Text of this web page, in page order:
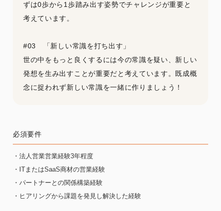
ずは0歩から1歩踏み出す姿勢でチャレンジが重要と
考えています。
#03 「新しい常識を打ち出す」
世の中をもっと良くするには今の常識を疑い、新しい
発想を生み出すことが重要だと考えています。既成概
念に捉われず新しい常識を一緒に作りましょう！
必須要件
・法人営業営業経験3年程度
・ITまたはSaaS商材の営業経験
・パートナーとの関係構築経験
・ヒアリングから課題を発見し解決した経験